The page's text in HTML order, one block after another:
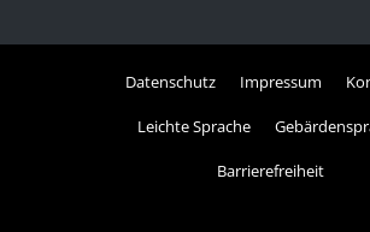
Datenschutz Impressum
Leichte Sprache
Barrierefreiheit